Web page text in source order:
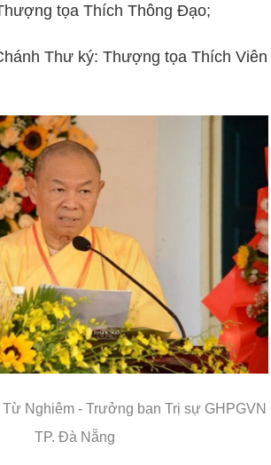
tọa Thích Thông Đạo;
Thư ký: Thượng tọa Thích Viên
Nghiêm - Trưởng ban Trị sự GHPGVN
TP. Đà Nẵng